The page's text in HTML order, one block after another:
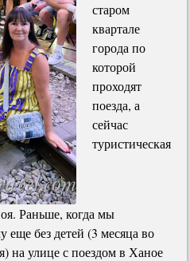
старом
квартале
города по
которой
проходят
поезда, а
сейчас
туристическая
Раньше, когда мы
еще без детей (3 месяца во
на улице с поездом в Ханое